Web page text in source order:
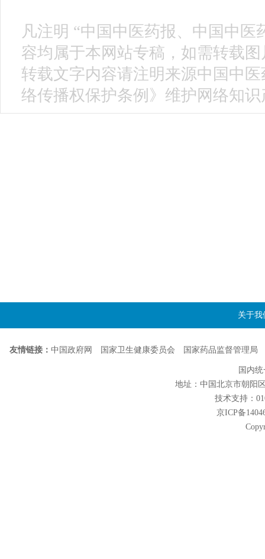
凡注明 “中国中医药报、中国中
容均属于本网站专稿，如需转载
转载文字内容请注明来源中国中
络传播权保护条例》维护网络知